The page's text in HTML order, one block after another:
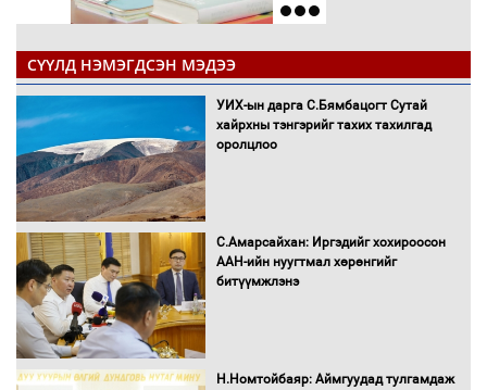
СҮҮЛД НЭМЭГДСЭН МЭДЭЭ
УИХ-ын дарга С.Бямбацогт Сутай
хайрхны тэнгэрийг тахих тахилгад
оролцлоо
С.Амарсайхан: Иргэдийг хохироосон
ААН-ийн нуугтмал хөрөнгийг
битүүмжлэнэ
Н.Номтойбаяр: Аймгуудад тулгамдаж